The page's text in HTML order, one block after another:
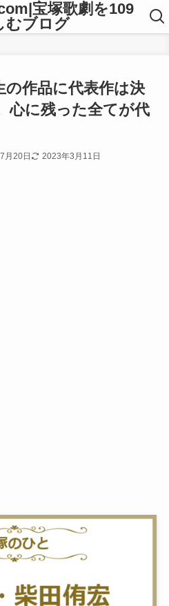
宝塚歌劇を109
むブログ
の作品に代表作は決
心に残った全てが代
月20日 2023年3月11日